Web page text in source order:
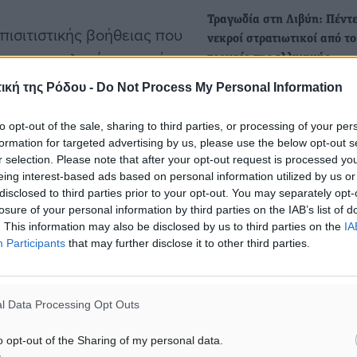
της Ρόδου - Do Not Process My Personal Information
opt-out of the sale, sharing to third parties, or processing of your
for targeted advertising by us, please use the below opt-out
selection. Please note that after your opt-out request is processed
interest-based ads based on personal information utilized by us
to third parties prior to your opt-out. You may separately
of your personal information by third parties on the IAB’s list of
This information may also be disclosed by us to third parties on the
Participants that may further disclose it to other third parties.
Data Processing Opt Outs
opt-out of the Sharing of my personal data.
βοήθειας που
τους πληγέντες από
μας που
που ξεπέρασαν
Ρόδου
Λάζαρο για την
Τραγωδία στη Λιβύη: Πέντε
νεκροί στρατιωτικοί από το
τροχαίο της ελληνικής
στο οποίο ενεπλάκησαν
ελληνικής ανθρωπιστικής
βοήθειας στη Λιβύη.…
Παροχή βοήθειας σε
σκάφος στη Λέρο
Τις απογευματινές ώρες